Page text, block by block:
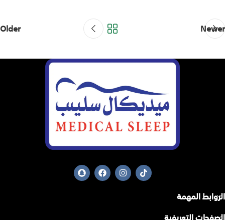
Newer
Older
الروابط المهمة